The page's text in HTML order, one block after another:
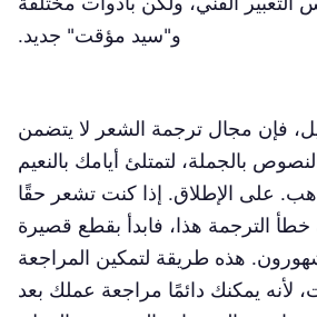
و"سيد مؤقت" جديد.
فإن مجال ترجمة الشعر لا يتضمن
بالجملة، لتمتلئ أيامك بالنعيم
على الإطلاق. إذا كنت تشعر حقًا
الترجمة هذا، فابدأ بقطع قصيرة
هذه طريقة لتمكين المراجعة
لأنه يمكنك دائمًا مراجعة عملك بعد